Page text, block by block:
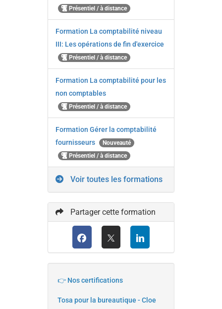
Présentiel / à distance
Formation La comptabilité niveau
III: Les opérations de fin d'exercice
Présentiel / à distance
Formation La comptabilité pour les
non comptables
Présentiel / à distance
Formation Gérer la comptabilité
fournisseurs
Nouveauté
Présentiel / à distance
Voir toutes les formations
Partager cette formation
👉 Nos certifications
Tosa pour la bureautique - Cloe